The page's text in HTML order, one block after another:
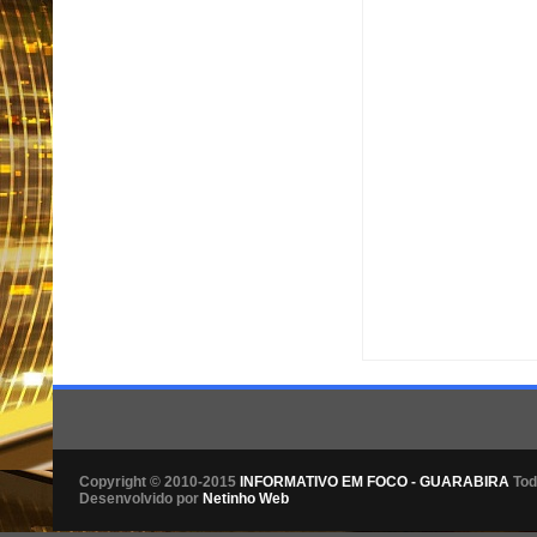
Copyright © 2010-2015INFORMATIVO EM FOCO - GUARABIRA
Desenvolvido porNetinho Web